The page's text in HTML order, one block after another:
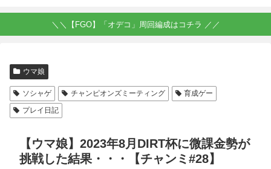
＼＼【FGO】「オデコ」周回編成はコチラ ／／
ウマ娘
ソシャゲ チャンピオンズミーティング
育成ゲー
プレイ日記
【ウマ娘】2023年8月DIRT杯に微課金勢が
挑戦した結果・・・【チャンミ#28】